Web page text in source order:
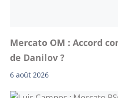
Mercato OM : Accord
de Danilov ?
6 août 2026